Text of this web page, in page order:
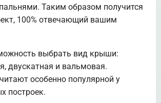
Таким образом получится
100% отвечающий вашим
выбрать вид крыши:
двускатная и вальмовая.
особенно популярной у
построек.